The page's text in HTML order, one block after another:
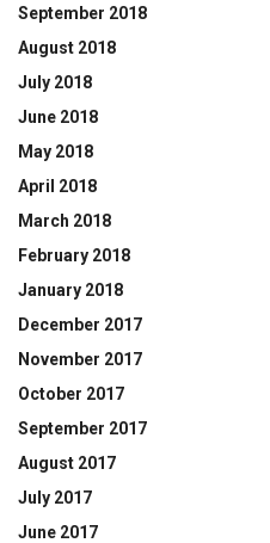
September 2018
August 2018
July 2018
June 2018
May 2018
April 2018
March 2018
February 2018
January 2018
December 2017
November 2017
October 2017
September 2017
August 2017
July 2017
June 2017